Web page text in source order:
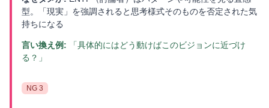
型。「現実」を強調されると思考様式そのものを否定された気
持ちになる
言い換え例:
「具体的にはどう動けばこのビジョンに近づけ
る？」
NG 3